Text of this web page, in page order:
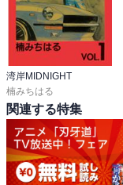
湾岸MIDNIGHT
楠みちはる
関連する特集